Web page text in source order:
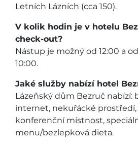
Letních Lázních (cca 150).
V kolik hodin je v hotelu
check-out?
Nástup je možný od 12:00 a
10:00.
Jaké služby nabízí hotel
Lázeňský dům Bezruč nabízí:
internet, nekuřácké prostředí,
konferenční místnost,
menu/bezlepková dieta.